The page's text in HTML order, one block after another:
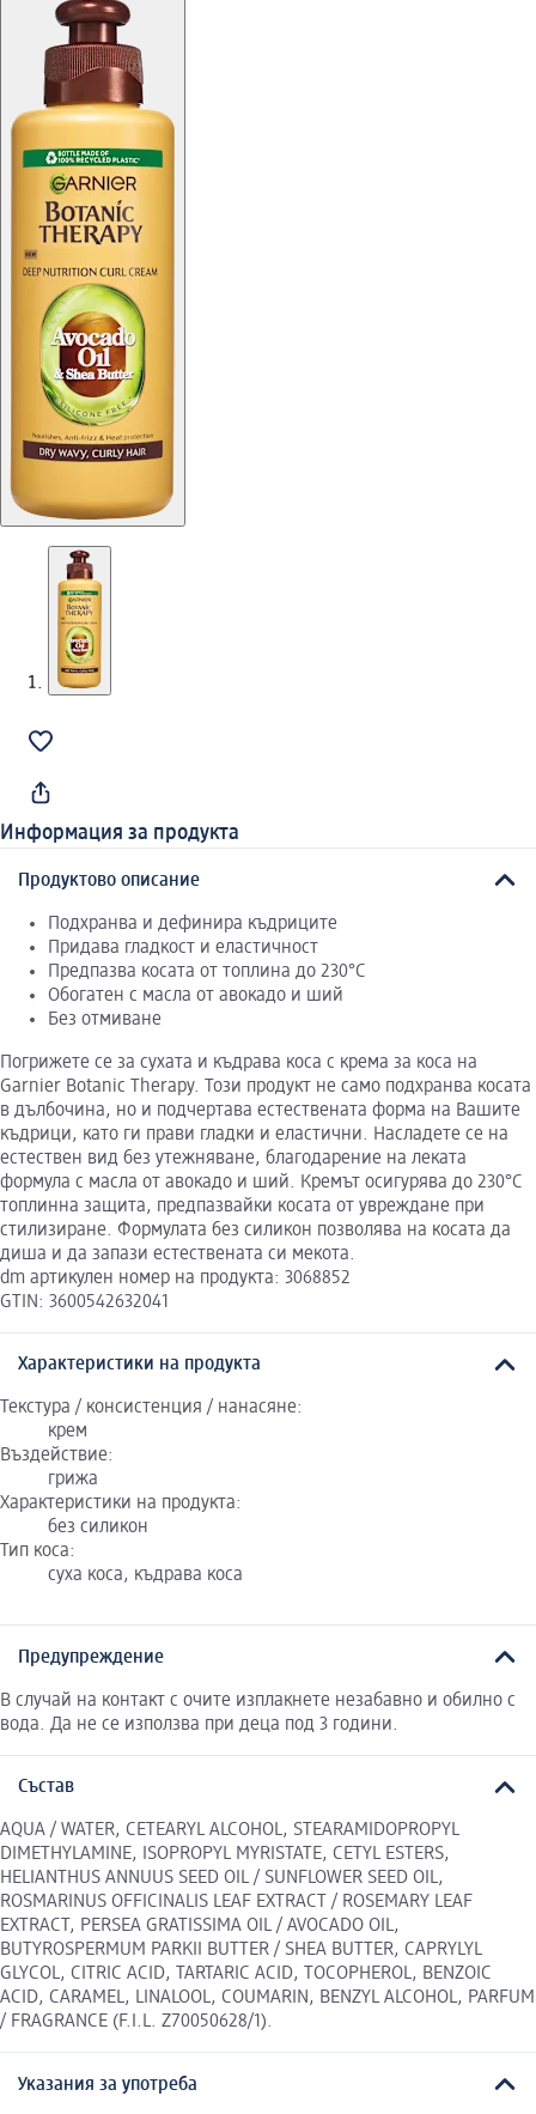
Информация за продукта
Продуктово описание
Подхранва и дефинира къдриците
Придава гладкост и еластичност
Предпазва косата от топлина до 230°C
Обогатен с масла от авокадо и ший
Без отмиване
Погрижете се за сухата и къдрава коса с крема за коса на
Garnier Botanic Therapy. Този продукт не само подхранва косата
в дълбочина, но и подчертава естествената форма на Вашите
къдрици, като ги прави гладки и еластични. Насладете се на
естествен вид без утежняване, благодарение на леката
формула с масла от авокадо и ший. Кремът осигурява до 230°C
топлинна защита, предпазвайки косата от увреждане при
стилизиране. Формулата без силикон позволява на косата да
диша и да запази естествената си мекота.
dm артикулен номер на продукта: 3068852
GTIN: 3600542632041
Характеристики на продукта
Текстура / консистенция / нанасяне:
крем
Въздействие:
грижа
Характеристики на продукта:
без силикон
Тип коса:
суха коса, къдрава коса
Предупреждение
В случай на контакт с очите изплакнете незабавно и обилно с
вода. Да не се използва при деца под 3 години.
Състав
AQUA / WATER, CETEARYL ALCOHOL, STEARAMIDOPROPYL
DIMETHYLAMINE, ISOPROPYL MYRISTATE, CETYL ​ESTERS,
HELIANTHUS ANNUUS SEED OIL / SUNFLOWER SEED OIL, ​
ROSMARINUS OFFICINALIS LEAF EXTRACT / ROSEMARY LEAF
EXTRACT, PERSEA GRATISSIMA OIL / AVOCADO OIL,
BUTYROSPERMUM PARKII ​BUTTER / SHEA BUTTER, CAPRYLYL
GLYCOL, CITRIC ACID, TARTARIC ​ACID, TOCOPHEROL, BENZOIC
ACID, CARAMEL, LINALOOL, COUMARIN,​ BENZYL ALCOHOL, PARFUM
/ FRAGRANCE (F.I.L. Z70050628/1).
Указания за употреба